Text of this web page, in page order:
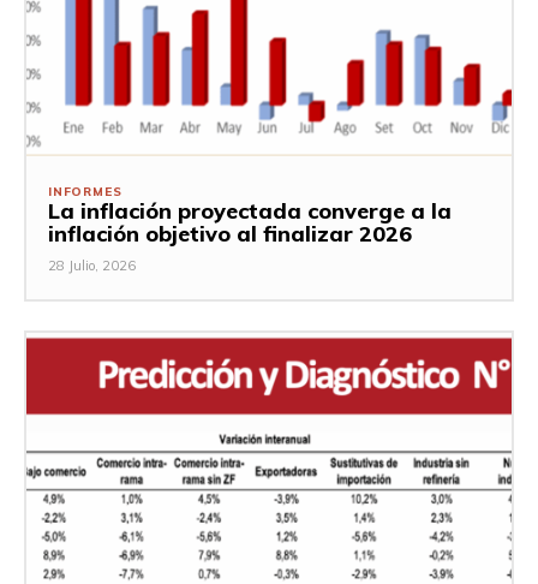
INFORMES
La inflación proyectada converge a la
inflación objetivo al finalizar 2026
28 Julio, 2026